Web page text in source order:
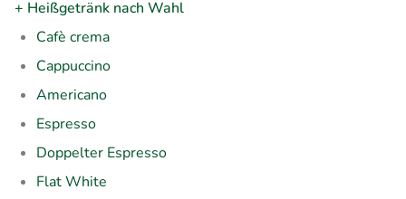
+ Heißgetränk nach Wahl
Cafè crema
Cappuccino
Americano
Espresso
Doppelter Espresso
Flat White